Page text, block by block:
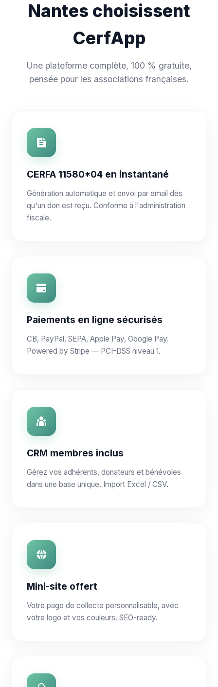
Nantes choisissent
CerfApp
Une plateforme complète, 100 % gratuite,
pensée pour les associations françaises.
CERFA 11580*04 en instantané
Génération automatique et envoi par email dès
qu'un don est reçu. Conforme à l'administration
fiscale.
Paiements en ligne sécurisés
CB, PayPal, SEPA, Apple Pay, Google Pay.
Powered by Stripe — PCI-DSS niveau 1.
CRM membres inclus
Gérez vos adhérents, donateurs et bénévoles
dans une base unique. Import Excel / CSV.
Mini-site offert
Votre page de collecte personnalisable, avec
votre logo et vos couleurs. SEO-ready.